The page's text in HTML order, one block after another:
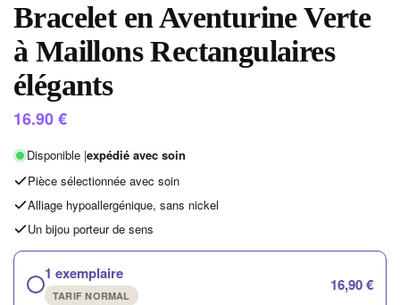
Bracelet en Aventurine Verte
à Maillons Rectangulaires
élégants
16.90€
Disponible |expédié avec soin
Pièce sélectionnée avec soin
Alliage hypoallergénique, sans nickel
Un bijou porteur de sens
1 exemplaire
TARIF NORMAL
16,90 €